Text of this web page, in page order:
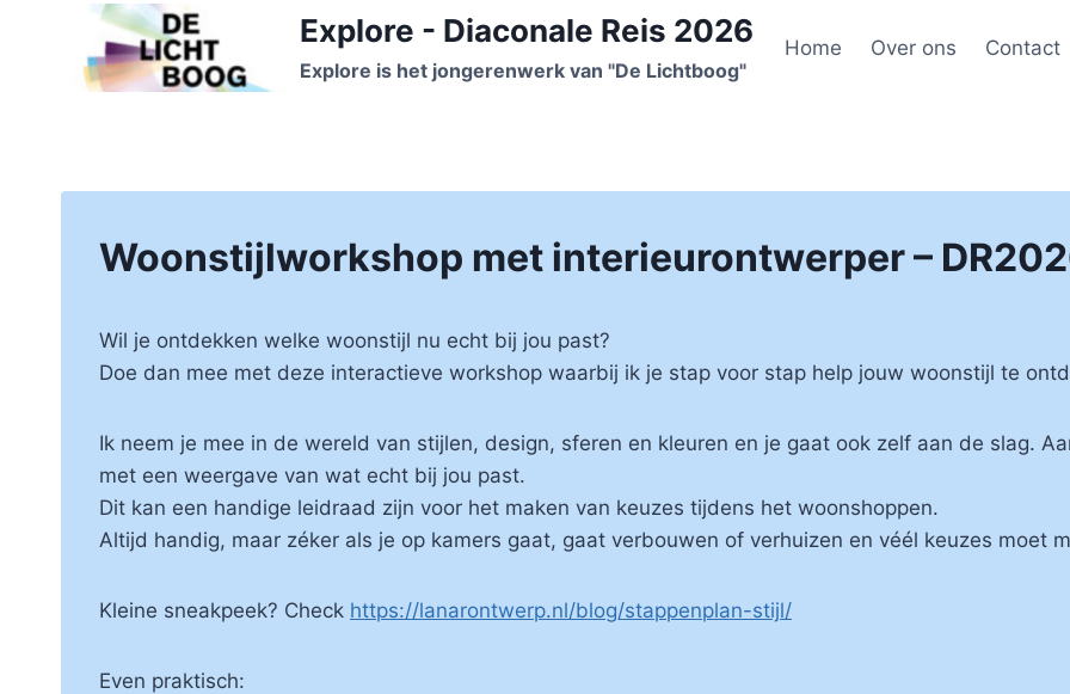
Explore - Diaconale Reis 2026
Explore is het jongerenwerk van "De Lichtboog"
Home Over ons Contact
Woonstijlworkshop met interieurontwerper –
Wil je ontdekken welke woonstijl nu echt bij jou past?
Doe dan mee met deze interactieve workshop waarbij ik je stap voor stap help jouw woonstijl te
Ik neem je mee in de wereld van stijlen, design, sferen en kleuren en je gaat ook zelf aan de slag.
met een weergave van wat echt bij jou past.
Dit kan een handige leidraad zijn voor het maken van keuzes tijdens het woonshoppen.
Altijd handig, maar zéker als je op kamers gaat, gaat verbouwen of verhuizen en véél keuzes moet
Kleine sneakpeek? Check https://lanarontwerp.nl/blog/stappenplan-stijl/
Even praktisch: